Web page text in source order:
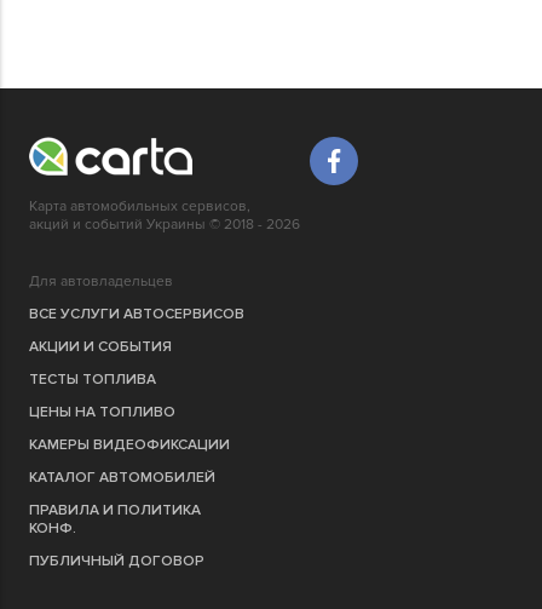
Карта автомобильных сервисов,
акций и событий Украины © 2018 - 2026
Для автовладельцев
ВСЕ УСЛУГИ АВТОСЕРВИСОВ
АКЦИИ И СОБЫТИЯ
ТЕСТЫ ТОПЛИВА
ЦЕНЫ НА ТОПЛИВО
КАМЕРЫ ВИДЕОФИКСАЦИИ
КАТАЛОГ АВТОМОБИЛЕЙ
ПРАВИЛА И ПОЛИТИКА
КОНФ.
ПУБЛИЧНЫЙ ДОГОВОР